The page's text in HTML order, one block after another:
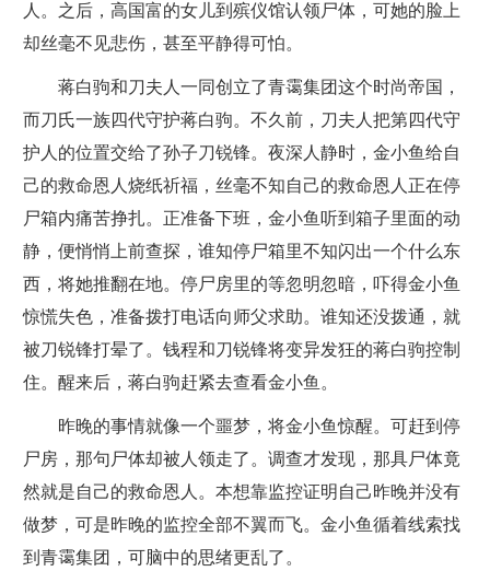
人。之后，高国富的女儿到殡仪馆认领尸体，可她的脸上
却丝毫不见悲伤，甚至平静得可怕。
蒋白驹和刀夫人一同创立了青霭集团这个时尚帝国，
而刀氏一族四代守护蒋白驹。不久前，刀夫人把第四代守
护人的位置交给了孙子刀锐锋。夜深人静时，金小鱼给自
己的救命恩人烧纸祈福，丝毫不知自己的救命恩人正在停
尸箱内痛苦挣扎。正准备下班，金小鱼听到箱子里面的动
静，便悄悄上前查探，谁知停尸箱里不知闪出一个什么东
西，将她推翻在地。停尸房里的等忽明忽暗，吓得金小鱼
惊慌失色，准备拨打电话向师父求助。谁知还没拨通，就
被刀锐锋打晕了。钱程和刀锐锋将变异发狂的蒋白驹控制
住。醒来后，蒋白驹赶紧去查看金小鱼。
昨晚的事情就像一个噩梦，将金小鱼惊醒。可赶到停
尸房，那句尸体却被人领走了。调查才发现，那具尸体竟
然就是自己的救命恩人。本想靠监控证明自己昨晚并没有
做梦，可是昨晚的监控全部不翼而飞。金小鱼循着线索找
到青霭集团，可脑中的思绪更乱了。